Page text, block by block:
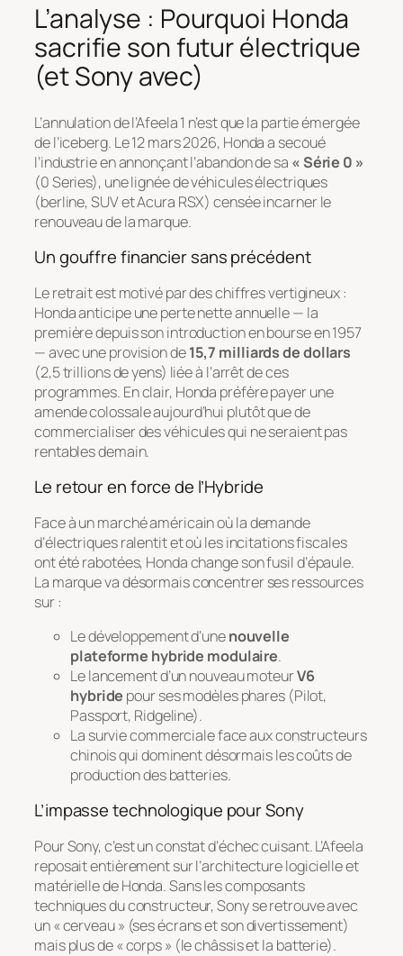
L’analyse : Pourquoi Honda
sacrifie son futur électrique
(et Sony avec)
L’annulation de l’Afeela 1 n’est que la partie émergée
de l’iceberg. Le 12 mars 2026, Honda a secoué
l’industrie en annonçant l’abandon de sa « Série 0 »
(0 Series), une lignée de véhicules électriques
(berline, SUV et Acura RSX) censée incarner le
renouveau de la marque.
Un gouffre financier sans précédent
Le retrait est motivé par des chiffres vertigineux :
Honda anticipe une perte nette annuelle — la
première depuis son introduction en bourse en 1957
— avec une provision de15,7 milliards de dollars
(2,5 trillions de yens) liée à l’arrêt de ces
programmes. En clair, Honda préfère payer une
amende colossale aujourd’hui plutôt que de
commercialiser des véhicules qui ne seraient pas
rentables demain.
Le retour en force de l’Hybride
Face à un marché américain où la demande
d’électriques ralentit et où les incitations fiscales
ont été rabotées, Honda change son fusil d’épaule.
La marque va désormais concentrer ses ressources
sur :
Le développement d’unenouvelle
plateforme hybride modulaire.
Le lancement d’un nouveau moteurV6
hybride pour ses modèles phares (Pilot,
Passport, Ridgeline).
La survie commerciale face aux constructeurs
chinois qui dominent désormais les coûts de
production des batteries.
L’impasse technologique pour Sony
Pour Sony, c’est un constat d’échec cuisant. L’Afeela
reposait entièrement sur l’architecture logicielle et
matérielle de Honda. Sans les composants
techniques du constructeur, Sony se retrouve avec
un « cerveau » (ses écrans et son divertissement)
mais plus de « corps » (le châssis et la batterie).